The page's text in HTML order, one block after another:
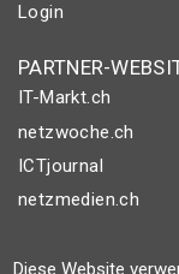
Login
PARTNER-
IT-Markt.ch
netzwoche.ch
ICTjournal
netzmedien.ch
Diese Website